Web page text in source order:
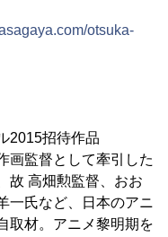
otsuka-
2015招待作品
画監督として牽引した
故 高畑勲監督、おお
一氏など、日本のアニ
取材。アニメ黎明期を